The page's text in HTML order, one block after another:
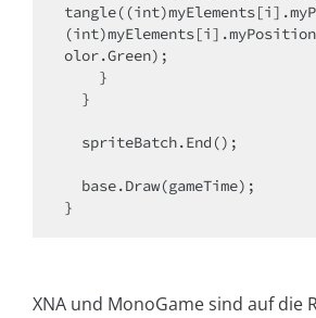
olor.Green);
}
XNA und MonoGame sind auf die